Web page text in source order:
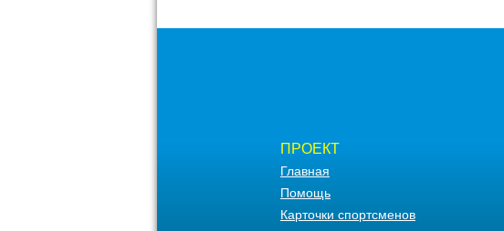
ПРОЕКТ
Главная
Помощь
Карточки спортсменов